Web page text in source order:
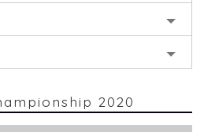
2020